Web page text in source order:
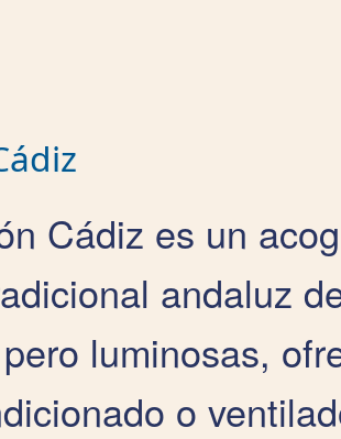
Cádiz es un
andaluz
luminosas,
o